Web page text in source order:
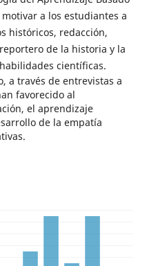
a los estudiantes a
históricos, redacción,
de la historia y la
científicas.
a través de entrevistas a
favorecido al
el aprendizaje
de la empatía